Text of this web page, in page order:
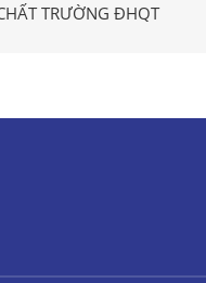
TRƯỜNG ĐHQT